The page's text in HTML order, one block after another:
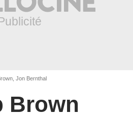
Jon Bernthal
Brown